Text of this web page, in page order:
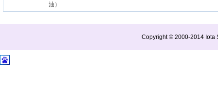
油）
Copyright © 2000-2014 Iota